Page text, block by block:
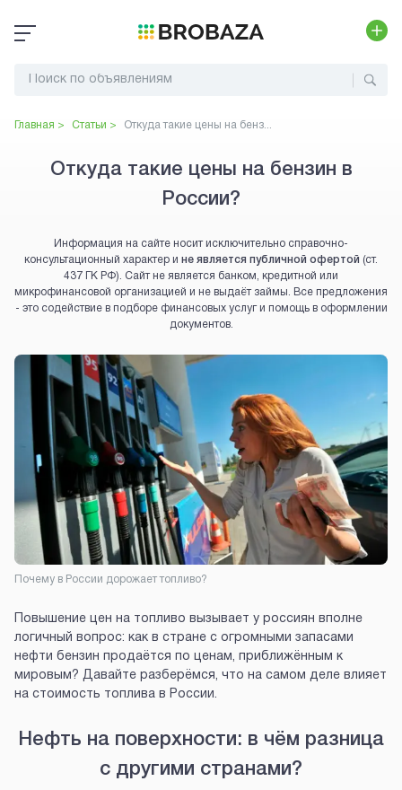
Главная > Статьи > Откуда такие цены на бенз...
Откуда такие цены на бензин в
России?
Информация на сайте носит исключительно справочно-
консультационный характер и не является публичной офертой (ст.
437 ГК РФ). Сайт не является банком, кредитной или
микрофинансовой организацией и не выдаёт займы. Все предложения
- это содействие в подборе финансовых услуг и помощь в оформлении
документов.
Почему в России дорожает топливо?
Повышение цен на топливо вызывает у россиян вполне
логичный вопрос: как в стране с огромными запасами
нефти бензин продаётся по ценам, приближённым к
мировым? Давайте разберёмся, что на самом деле влияет
на стоимость топлива в России.
Нефть на поверхности: в чём разница
с другими странами?